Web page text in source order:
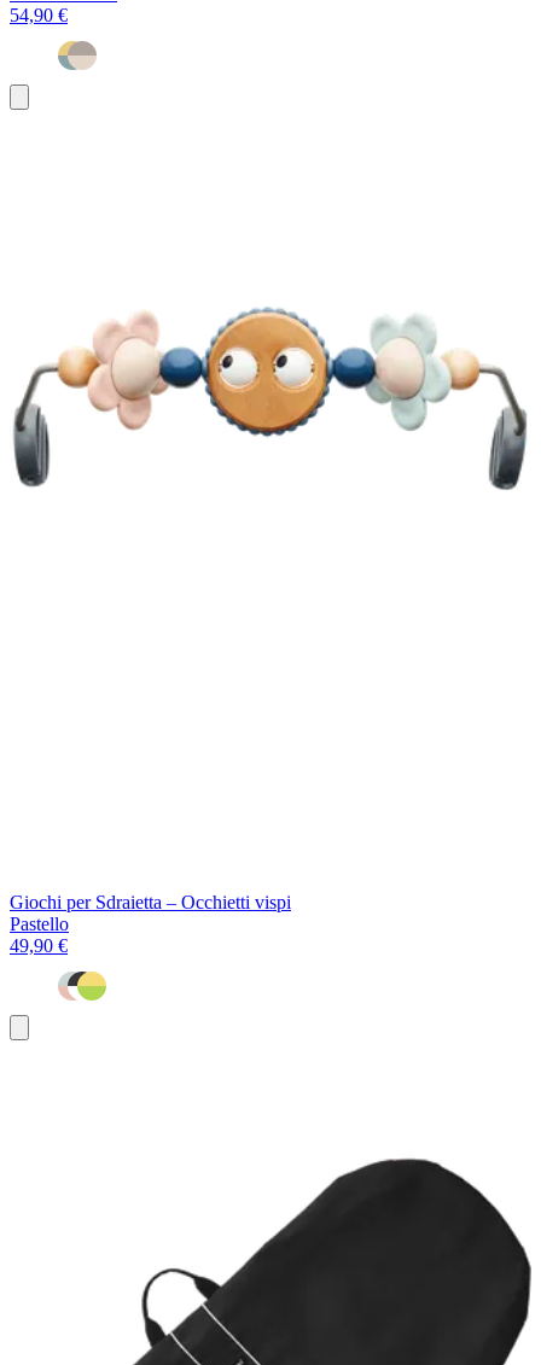
54,90 €
al
Giochi per Sdraietta – Occhietti vispi
Pastello
49,90 €
al